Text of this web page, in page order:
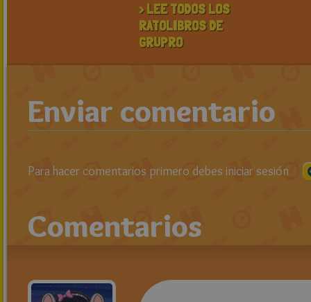
> LEE TODOS LOS
RATOLIBROS DE
GRUPRO
Enviar comentario
Para hacer comentarios primero debes iniciar sesión
Comentarios